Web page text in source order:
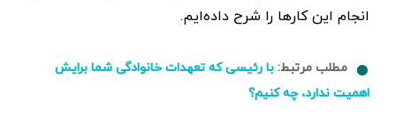
انجام این کارها را شرح داده‌ایم.
مطلب مرتبط: با رئیسی که تعهدات خانوادگی شما برایش
اهمیت ندارد، چه کنیم؟